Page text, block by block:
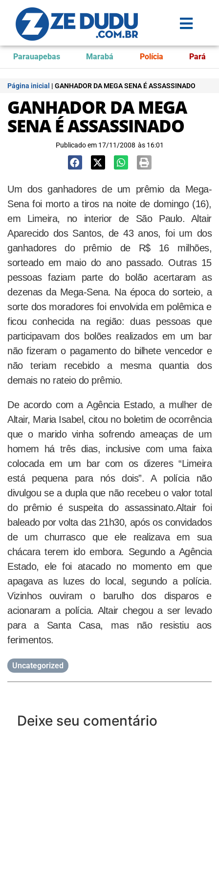
Parauapebas Marabá Polícia Pará
Página inicial | GANHADOR DA MEGA SENA É ASSASSINADO
GANHADOR DA MEGA
SENA É ASSASSINADO
Publicado em 17/11/2008 às 16:01
Um dos ganhadores de um prêmio da Mega-
Sena foi morto a tiros na noite de domingo (16),
em Limeira, no interior de São Paulo. Altair
Aparecido dos Santos, de 43 anos, foi um dos
ganhadores do prêmio de R$ 16 milhões,
sorteado em maio do ano passado. Outras 15
pessoas faziam parte do bolão acertaram as
dezenas da Mega-Sena. Na época do sorteio, a
sorte dos moradores foi envolvida em polêmica e
ficou conhecida na região: duas pessoas que
participavam dos bolões realizados em um bar
não fizeram o pagamento do bilhete vencedor e
não teriam recebido a mesma quantia dos
demais no rateio do prêmio.
De acordo com a Agência Estado, a mulher de
Altair, Maria Isabel, citou no boletim de ocorrência
que o marido vinha sofrendo ameaças de um
homem há três dias, inclusive com uma faixa
colocada em um bar com os dizeres “Limeira
está pequena para nós dois”. A polícia não
divulgou se a dupla que não recebeu o valor total
do prêmio é suspeita do assassinato.Altair foi
baleado por volta das 21h30, após os convidados
de um churrasco que ele realizava em sua
chácara terem ido embora. Segundo a Agência
Estado, ele foi atacado no momento em que
apagava as luzes do local, segundo a polícia.
Vizinhos ouviram o barulho dos disparos e
acionaram a polícia. Altair chegou a ser levado
para a Santa Casa, mas não resistiu aos
ferimentos.
Uncategorized
Deixe seu comentário